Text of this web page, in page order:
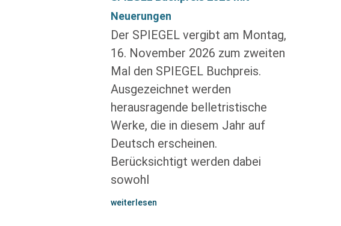
Neuerungen
Der SPIEGEL vergibt am Montag,
16. November 2026 zum zweiten
Mal den SPIEGEL Buchpreis.
Ausgezeichnet werden
herausragende belletristische
Werke, die in diesem Jahr auf
Deutsch erscheinen.
Berücksichtigt werden dabei
sowohl
weiterlesen